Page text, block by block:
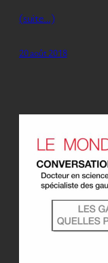
(suite…)
20 août 2018